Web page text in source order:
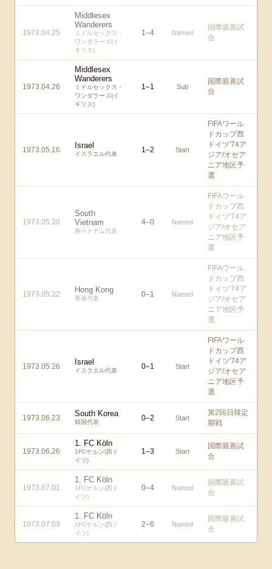
1973.04.25
Middlesex
Wanderers
ミドルセックス・
ワンダラーズ(イ
ギリス)
1–4 Named
国際親善試
合
1973.04.26
Middlesex
Wanderers
ミドルセックス・
ワンダラーズ(イ
ギリス)
1–1 Sub
国際親善試
合
1973.05.16 Israel
イスラエル代表 1–2 Start
FIFAワール
ドカップ西
ドイツ'74ア
ジア/オセア
ニア地区予
選
1973.05.20
South
Vietnam
南ベトナム代表
4–0 Named
FIFAワール
ドカップ西
ドイツ'74ア
ジア/オセア
ニア地区予
選
1973.05.22 Hong Kong
香港代表 0–1 Named
FIFAワール
ドカップ西
ドイツ'74ア
ジア/オセア
ニア地区予
選
1973.05.26 Israel
イスラエル代表 0–1 Start
FIFAワール
ドカップ西
ドイツ'74ア
ジア/オセア
ニア地区予
選
1973.06.23 South Korea
韓国代表 0–2 Start
第2回日韓定
期戦
1973.06.26
1. FC Köln
1FCケルン(西ド
イツ)
1–3 Start
国際親善試
合
1973.07.01
1. FC Köln
1FCケルン(西ド
イツ)
0–4 Named
国際親善試
合
1973.07.03
1. FC Köln
1FCケルン(西ド
イツ)
2–6 Named
国際親善試
合